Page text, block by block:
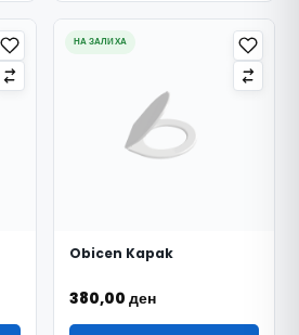
НА ЗАЛИХА
Obicen Kapak
380,00 ден